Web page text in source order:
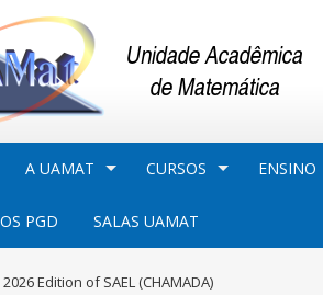
A UAMAT CURSOS ENSINO
PGD SALAS UAMAT
2026 Edition of SAEL (CHAMADA)